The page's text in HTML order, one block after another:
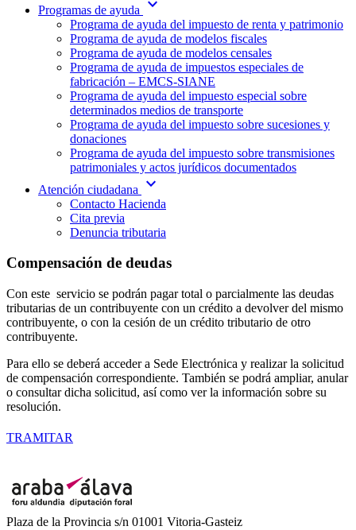
Programas de ayuda expand_more
Programa de ayuda del impuesto de renta y patrimonio
Programa de ayuda de modelos fiscales
Programa de ayuda de modelos censales
Programa de ayuda de impuestos especiales de
fabricación – EMCS-SIANE
Programa de ayuda del impuesto especial sobre
determinados medios de transporte
Programa de ayuda del impuesto sobre sucesiones y
donaciones
Programa de ayuda del impuesto sobre transmisiones
patrimoniales y actos jurídicos documentados
Atención ciudadana
expand_more
Contacto Hacienda
Cita previa
Denuncia tributaria
Compensación de deudas
Con este servicio se podrán pagar total o parcialmente las deudas
tributarias de un contribuyente con un crédito a devolver del mismo
contribuyente, o con la cesión de un crédito tributario de otro
contribuyente.
Para ello se deberá acceder a Sede Electrónica y realizar la solicitud
de compensación correspondiente. También se podrá ampliar, anular
o consultar dicha solicitud, así como ver la información sobre su
resolución.
TRAMITAR
Plaza de la Provincia s/n 01001 Vitoria-Gasteiz